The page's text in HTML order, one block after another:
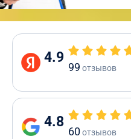
4.9
99 отзывов
4.8
60отзывов